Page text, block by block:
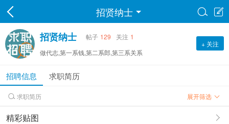
招贤纳士 

招贤纳士 帖子 129 关注 1
做代志,第一系钱,第二系郎,第三系关系
+ 关注
招聘信息 求职简历
 求职简历 展开筛选
精彩贴图